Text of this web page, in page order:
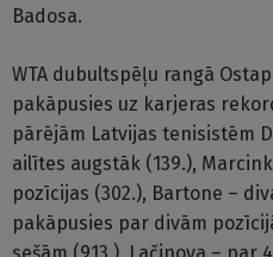
Badosa.
WTA dubultspēļu rangā
pakāpusies uz karjeras
pārējām Latvijas tenisistēm
ailītes augstāk (139.),
pozīcijas (302.), Bartone –
pakāpusies par divām